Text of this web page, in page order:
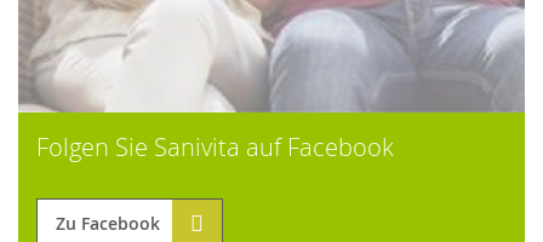
Folgen Sie Sanivita auf Facebook
Zu Facebook